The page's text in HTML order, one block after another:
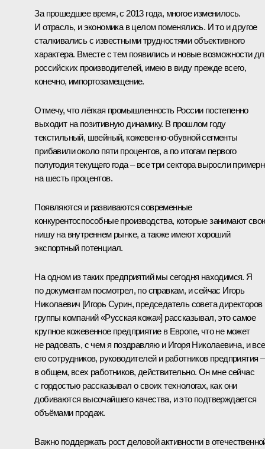
За прошедшее время, с 2013 года, многое изменилось.
И отрасль, и экономика в целом поменялись. И то и другое
сталкивались с известными трудностями объективного
характера. Вместе с тем появились и новые возможности
российских производителей, имею в виду прежде всего,
конечно, импортозамещение.
Отмечу, что лёгкая промышленность России постепенно
выходит на позитивную динамику. В прошлом году
текстильный, швейный, кожевенно-обувной сегменты
прибавили около пяти процентов, а по итогам первого
полугодия текущего года – все три сектора выросли
на шесть процентов.
Появляются и развиваются современные
конкурентоспособные производства, которые занимают
нишу на внутреннем рынке, а также имеют хороший
экспортный потенциал.
На одном из таких предприятий мы сегодня находимся. Я
по документам посмотрел, по справкам, и сейчас Игорь
Николаевич [Игорь Сурин, председатель совета директоров
группы компаний «Русская кожа»] рассказывал, это самое
крупное кожевенное предприятие в Европе, что не может
не радовать, с чем я поздравляю и Игоря Николаевича, и
его сотрудников, руководителей и работников предприятия –
в общем, всех работников, действительно. Он мне сейчас
с гордостью рассказывал о своих технологах, как они
добиваются высочайшего качества, и это подтверждается
объёмами продаж.
Важно поддержать рост деловой активности в